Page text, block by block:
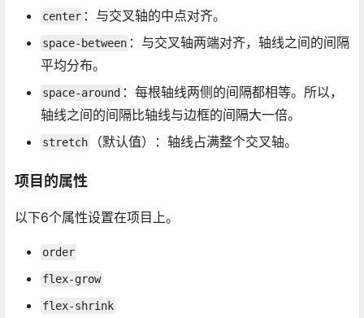
center ：与交叉轴的中点对齐。
space-between ：与交叉轴两端对齐，轴线之间的间隔
平均分布。
space-around ：每根轴线两侧的间隔都相等。所以，
轴线之间的间隔比轴线与边框的间隔大一倍。
stretch （默认值）：轴线占满整个交叉轴。
项目的属性
以下6个属性设置在项目上。
order
flex-grow
flex-shrink